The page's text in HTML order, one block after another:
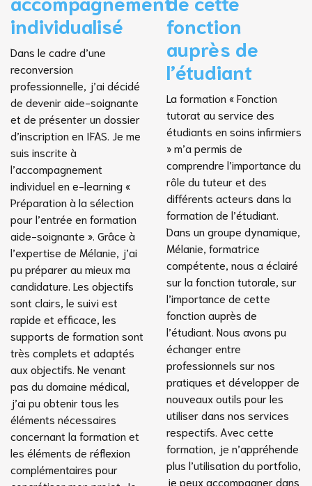
individualisé
Dans le cadre d’une
reconversion
professionnelle, j’ai décidé
de devenir aide-soignante
et de présenter un dossier
d’inscription en IFAS. Je me
suis inscrite à
l’accompagnement
individuel en e-learning «
Préparation à la sélection
pour l’entrée en formation
aide-soignante ». Grâce à
l’expertise de Mélanie, j’ai
pu préparer au mieux ma
candidature. Les objectifs
sont clairs, le suivi est
rapide et efficace, les
supports de formation sont
très complets et adaptés
aux objectifs. Ne venant
pas du domaine médical,
j’ai pu obtenir tous les
éléments nécessaires
concernant la formation et
les éléments de réflexion
complémentaires pour
fonction
auprès de
l’étudiant
La formation « Fonction
tutorat au service des
étudiants en soins infirmiers
» m’a permis de
comprendre l’importance du
rôle du tuteur et des
différents acteurs dans la
formation de l’étudiant.
Dans un groupe dynamique,
Mélanie, formatrice
compétente, nous a éclairé
sur la fonction tutorale, sur
l’importance de cette
fonction auprès de
l’étudiant. Nous avons pu
échanger entre
professionnels sur nos
pratiques et développer de
nouveaux outils pour les
utiliser dans nos services
respectifs. Avec cette
formation, je n’appréhende
plus l’utilisation du portfolio,
je peux accompagner dans